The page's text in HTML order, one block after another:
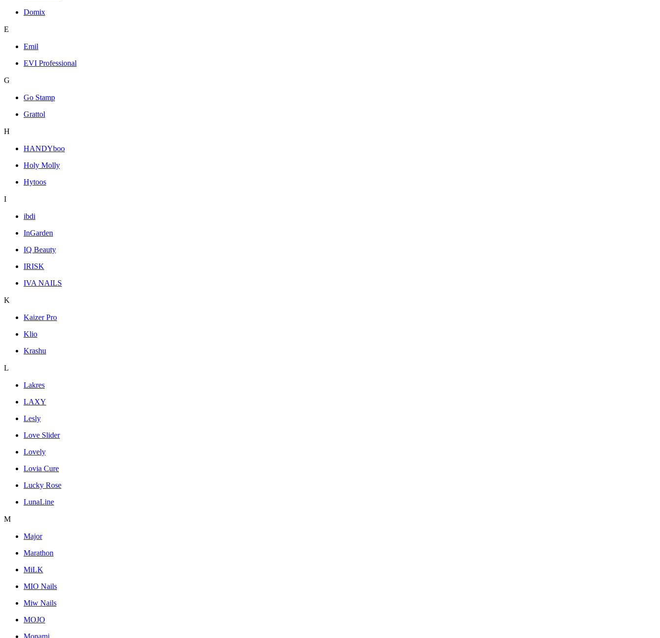
Domix
E
Emil
EVI Professional
G
Go Stamp
Grattol
H
HANDYboo
Holy Molly
Hytoos
I
ibdi
InGarden
IQ Beauty
IRISK
IVA NAILS
K
Kaizer Pro
Klio
Krashu
L
Lakres
LAXY
Lesly
Love Slider
Lovely
Lovia Cure
Lucky Rose
LunaLine
M
Major
Marathon
MiLK
MIO Nails
Miw Nails
MOJO
Monami